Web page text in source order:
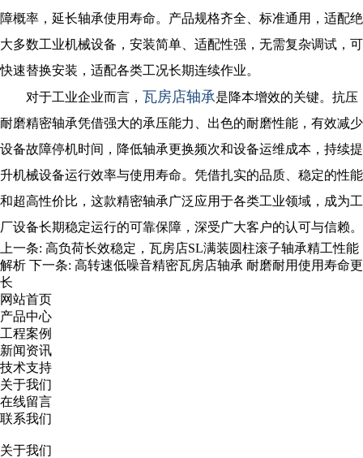
障概率，延长轴承使用寿命。产品规格齐全、标准通用，适配绝
大多数工业机械设备，安装简单、适配性强，无需复杂调试，可
快速替换安装，适配各类工况长期连续作业。
对于工业企业而言， 瓦房店轴承是降本增效的关键。抗压
耐磨精密轴承凭借强大的承压能力、出色的耐磨性能，有效减少
设备故障停机时间，降低轴承更换频次和设备运维成本，持续提
升机械设备运行效率与使用寿命。凭借扎实的品质、稳定的性能
和超高性价比，这款精密轴承广泛应用于各类工业领域，成为工
厂设备长期稳定运行的可靠保障，深受广大客户的认可与信赖。
上一条: 高负荷长效稳定，瓦房店SL满装圆柱滚子轴承精工性能
解析 下一条: 高转速低噪音精密瓦房店轴承​ 耐磨耐用使用寿命更
长
网站首页
产品中心
工程案例
新闻资讯
技术支持
关于我们
在线留言
联系我们
关于我们